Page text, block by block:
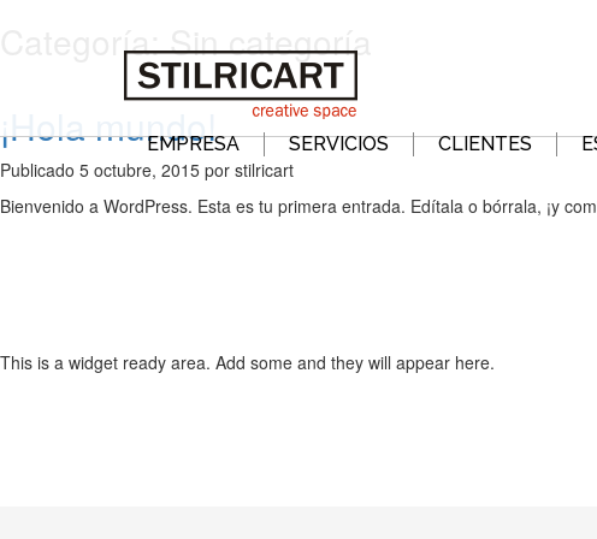
EMPRESA SERVICIOS CLIENTES
Categoría:Sin categoría
¡Hola mundo!
Publicado 5 octubre, 2015 por stilricart
Bienvenido a WordPress. Esta es tu primera entrada. Edítala o bórrala, ¡y
This is a widget ready area. Add some and they will appear here.